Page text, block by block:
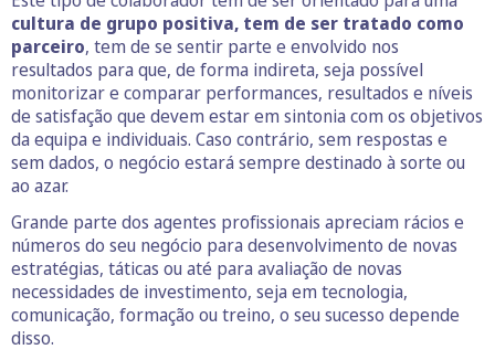
cultura de grupo positiva, tem de ser tratado como
parceiro, tem de se sentir parte e envolvido nos
resultados para que, de forma indireta, seja possível
monitorizar e comparar performances, resultados e níveis
de satisfação que devem estar em sintonia com os objetivos
da equipa e individuais. Caso contrário, sem respostas e
sem dados, o negócio estará sempre destinado à sorte ou
ao azar.
Grande parte dos agentes profissionais apreciam rácios e
números do seu negócio para desenvolvimento de novas
estratégias, táticas ou até para avaliação de novas
necessidades de investimento, seja em tecnologia,
comunicação, formação ou treino, o seu sucesso depende
disso.